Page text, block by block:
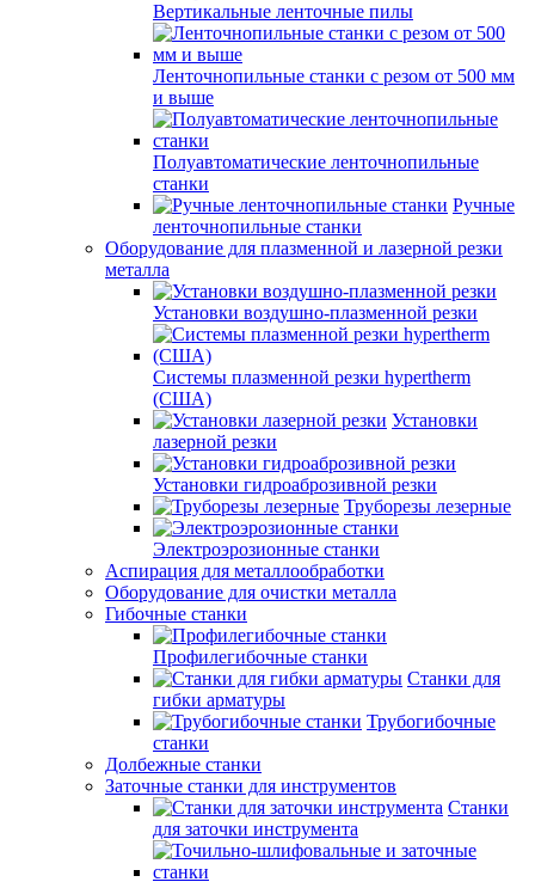
Вертикальные ленточные пилы
Ленточнопильные станки с резом от 500 мм
и выше
Полуавтоматические ленточнопильные
станки
Ручные
ленточнопильные станки
Оборудование для плазменной и лазерной резки
металла
Установки воздушно-плазменной резки
Системы плазменной резки hypertherm
(США)
Установки
лазерной резки
Установки гидроаброзивной резки
Труборезы лезерные
Электроэрозионные станки
Аспирация для металлообработки
Оборудование для очистки металла
Гибочные станки
Профилегибочные станки
Станки для
гибки арматуры
Трубогибочные
станки
Долбежные станки
Заточные станки для инструментов
Станки
для заточки инструмента